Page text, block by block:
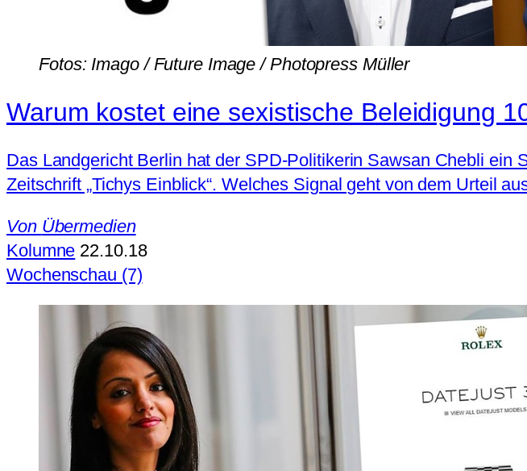
Fotos: Imago / Future Image / Photopress Müller
Warum kostet eine sexistische Beleidigung
Das Landgericht Berlin hat der SPD-Politikerin Sawsan Chebli
Zeitschrift „Tichys Einblick“. Welches Signal geht von dem Urteil
Von Übermedien
Kolumne 22.10.18
Wochenschau (7)